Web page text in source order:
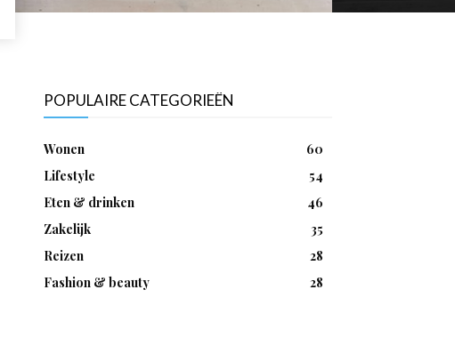
POPULAIRE CATEGORIEËN
Wonen
60
Lifestyle
54
Eten & drinken
46
Zakelijk
35
Reizen
28
Fashion & beauty
28